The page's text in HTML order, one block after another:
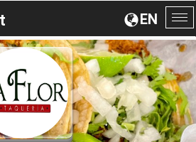
EN